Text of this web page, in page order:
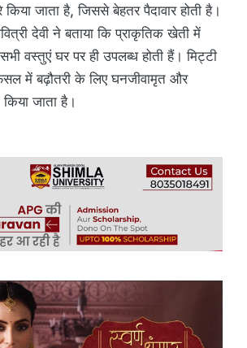
जाता है, जिससे बेहतर पैदावार होती है।
देवी ने बताया कि प्राकृतिक खेती में
वस्तुएं घर पर ही उपलब्ध होती हैं। मिट्टी
में बढ़ौतरी के लिए घनजीवामृत और
जाता है।